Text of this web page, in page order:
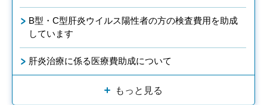
B型・C型肝炎ウイルス陽性者の方の検査費用を助成
しています
肝炎治療に係る医療費助成について
もっと見る